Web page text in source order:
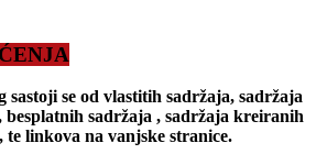
sastoji se od vlastitih sadržaja, sadržaja
besplatnih sadržaja , sadržaja kreiranih
te linkova na vanjske stranice.